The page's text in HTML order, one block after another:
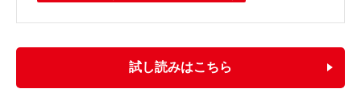
試し読みはこちら